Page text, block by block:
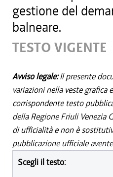
gestione del
balneare.
TESTO VIGENTE
Avviso legale:Il presente
variazioni nella veste grafica
corrispondente testo
della Regione Friuli Venezia
di ufficialità e non è
pubblicazione ufficiale
Scegli il testo: